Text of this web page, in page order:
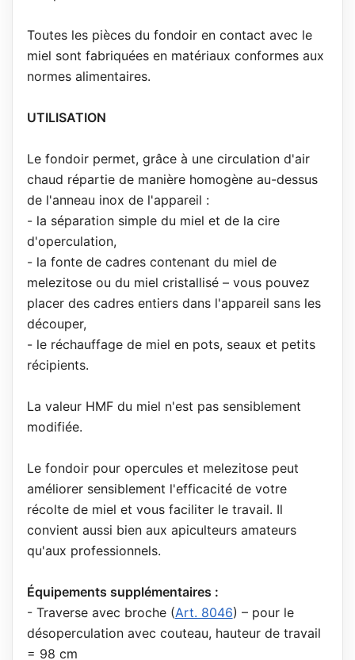
Toutes les pièces du fondoir en contact avec le
miel sont fabriquées en matériaux conformes aux
normes alimentaires.
UTILISATION
Le fondoir permet, grâce à une circulation d'air
chaud répartie de manière homogène au-dessus
de l'anneau inox de l'appareil :
- la séparation simple du miel et de la cire
d'operculation,
- la fonte de cadres contenant du miel de
melezitose ou du miel cristallisé – vous pouvez
placer des cadres entiers dans l'appareil sans les
découper,
- le réchauffage de miel en pots, seaux et petits
récipients.
La valeur HMF du miel n'est pas sensiblement
modifiée.
Le fondoir pour opercules et melezitose peut
améliorer sensiblement l'efficacité de votre
récolte de miel et vous faciliter le travail. Il
convient aussi bien aux apiculteurs amateurs
qu'aux professionnels.
Équipements supplémentaires :
- Traverse avec broche (Art. 8046) – pour le
désoperculation avec couteau, hauteur de travail
= 98 cm